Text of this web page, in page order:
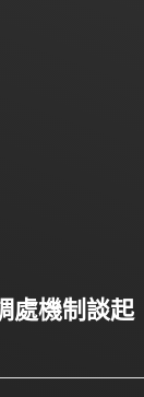
處機制談起